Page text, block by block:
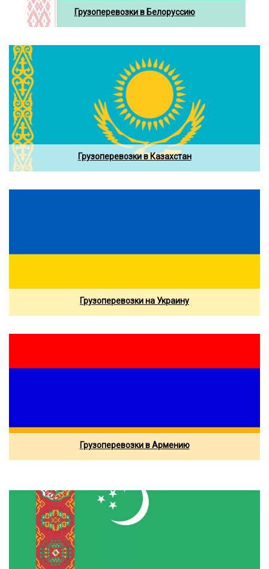
Грузоперевозки в Белоруссию
Грузоперевозки в Казахстан
Грузоперевозки на Украину
Грузоперевозки в Армению